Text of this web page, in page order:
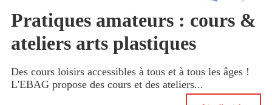
Pratiques amateurs : cours &
ateliers arts plastiques
Des cours loisirs accessibles à tous et à tous les âges !
L'EBAG propose des cours et des ateliers...